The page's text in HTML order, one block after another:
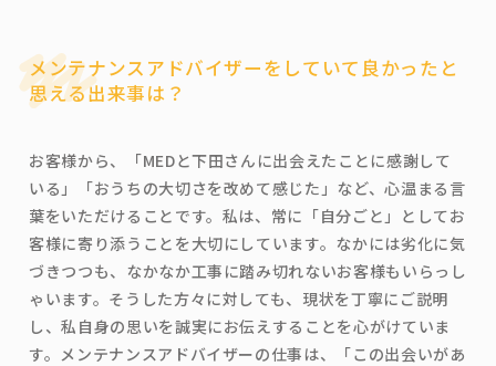
メンテナンスアドバイザーをしていて良かったと
思える出来事は？
お客様から、「MEDと下田さんに出会えたことに感謝して
いる」「おうちの大切さを改めて感じた」など、心温まる言
葉をいただけることです。私は、常に「自分ごと」としてお
客様に寄り添うことを大切にしています。なかには劣化に気
づきつつも、なかなか工事に踏み切れないお客様もいらっし
ゃいます。そうした方々に対しても、現状を丁寧にご説明
し、私自身の思いを誠実にお伝えすることを心がけていま
す。メンテナンスアドバイザーの仕事は、「この出会いがあ